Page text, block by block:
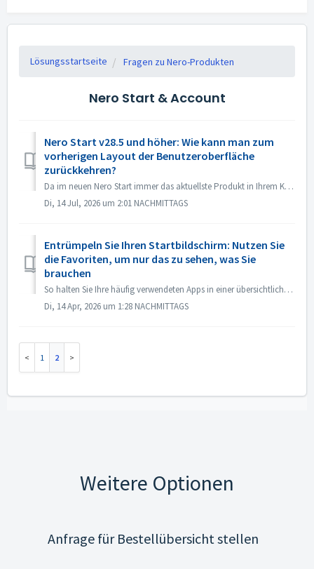
Lösungsstartseite Fragen zu Nero-Produkten
Nero Start & Account
Nero Start v28.5 und höher: Wie kann man zum
vorherigen Layout der Benutzeroberfläche
zurückkehren?
Da im neuen Nero Start immer das aktuellste Produkt in Ihrem Konto ganz oben angezeigt wird, müssen Sie nur zwei Schritte ausführen, um zur vorherigen Benut...
Di, 14 Jul, 2026 um 2:01 NACHMITTAGS
Entrümpeln Sie Ihren Startbildschirm: Nutzen Sie
die Favoriten, um nur das zu sehen, was Sie
brauchen
So halten Sie Ihre häufig verwendeten Apps in einer übersichtlichen Liste zusammen: Installieren Sie die Apps, die Sie benötigen. Klicken Sie mit der ...
Di, 14 Apr, 2026 um 1:28 NACHMITTAGS
1 2
Weitere Optionen
Anfrage für Bestellübersicht stellen